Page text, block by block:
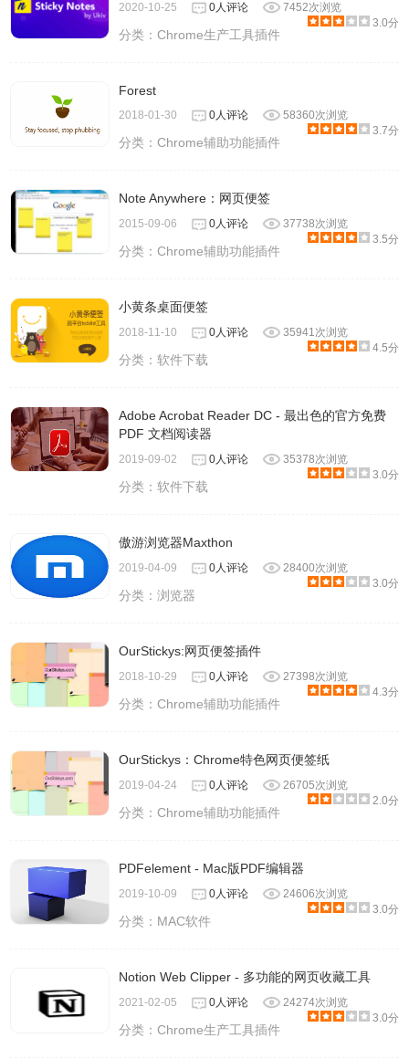
2020-10-25 0人评论
7452次浏览
3.0分
分类：Chrome生产工具插件
Forest
2018-01-30 0人评论
58360次浏览
3.7分
分类：Chrome辅助功能插件
Note Anywhere：网页便签
2015-09-06 0人评论
37738次浏览
3.5分
分类：Chrome辅助功能插件
小黄条桌面便签
2018-11-10 0人评论
35941次浏览
4.5分
分类：软件下载
Adobe Acrobat Reader DC - 最出色的官方免费
PDF 文档阅读器
2019-09-02 0人评论
35378次浏览
3.0分
分类：软件下载
傲游浏览器Maxthon
2019-04-09 0人评论
28400次浏览
3.0分
分类：浏览器
OurStickys:网页便签插件
2018-10-29 0人评论
27398次浏览
4.3分
分类：Chrome辅助功能插件
OurStickys：Chrome特色网页便签纸
2019-04-24 0人评论
26705次浏览
2.0分
分类：Chrome辅助功能插件
PDFelement - Mac版PDF编辑器
2019-10-09 0人评论
24606次浏览
3.0分
分类： MAC软件
Notion Web Clipper - 多功能的网页收藏工具
2021-02-05 0人评论
24274次浏览
3.0分
分类：Chrome生产工具插件